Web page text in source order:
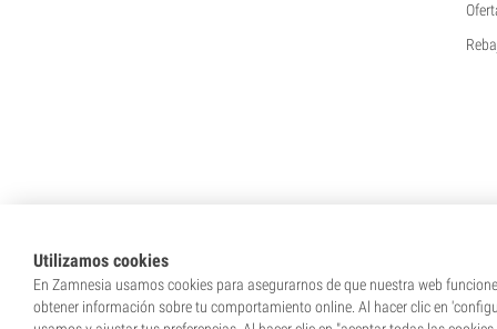
Utilizamos cookies
En Zamnesia usamos cookies para asegurarnos de que nuestra web
obtener información sobre tu comportamiento online. Al hacer clic en